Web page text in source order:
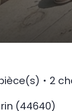
2
(44640)